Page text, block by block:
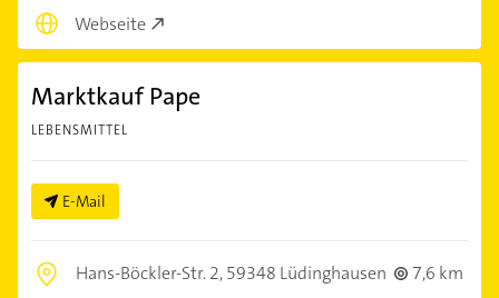
Webseite
Marktkauf Pape
LEBENSMITTEL
E-Mail
Hans-Böckler-Str. 2,59348 Lüdinghausen
7,6 km